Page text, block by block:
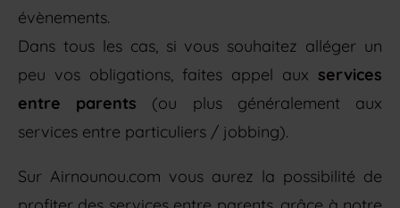
évènements.
Dans tous les cas, si vous souhaitez alléger un
peu vos obligations, faites appel aux services
entre parents (ou plus généralement aux
services entre particuliers / jobbing).
Sur Airnounou.com vous aurez la possibilité de